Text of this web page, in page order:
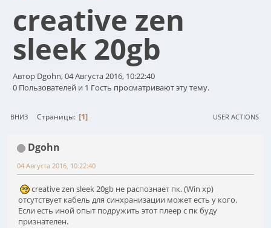
creative zen
sleek 20gb
Автор Dgohn, 04 Августа 2016, 10:22:40
0 Пользователей и 1 Гость просматривают эту тему.
ВНИЗ Страницы 1 USER ACTIONS
Dgohn
04 Августа 2016, 10:22:40
creative zen sleek 20gb не распознает пк. (Win xp)
отсутствует кабель для синхранизации может есть у кого.
Если есть иной опыт подружить этот плеер с пк буду
признателен.